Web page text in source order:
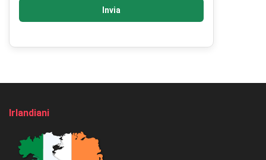
Invia
Irlandiani